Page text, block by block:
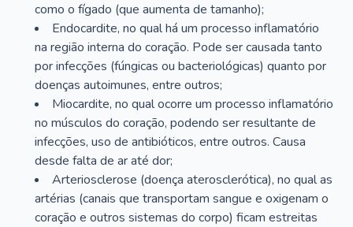
como o fígado (que aumenta de tamanho);
Endocardite, no qual há um processo inflamatório
na região interna do coração. Pode ser causada tanto
por infecções (fúngicas ou bacteriológicas) quanto por
doenças autoimunes, entre outros;
Miocardite, no qual ocorre um processo inflamatório
no músculos do coração, podendo ser resultante de
infecções, uso de antibióticos, entre outros. Causa
desde falta de ar até dor;
Arteriosclerose (doença aterosclerótica), no qual as
artérias (canais que transportam sangue e oxigenam o
coração e outros sistemas do corpo) ficam estreitas